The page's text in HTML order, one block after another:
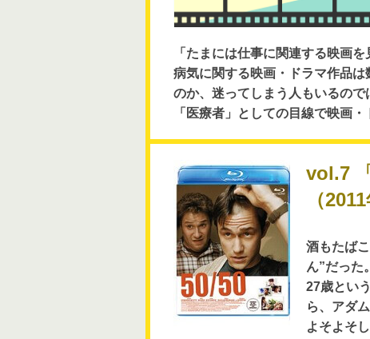
「たまには仕事に関連する映画
病気に関する映画・ドラマ作品
のか、迷ってしまう人もいるので
「医療者」としての目線で映画・
vol.7
（
酒もたば
ん”だった。
27歳とい
ら、アダ
よそよそ